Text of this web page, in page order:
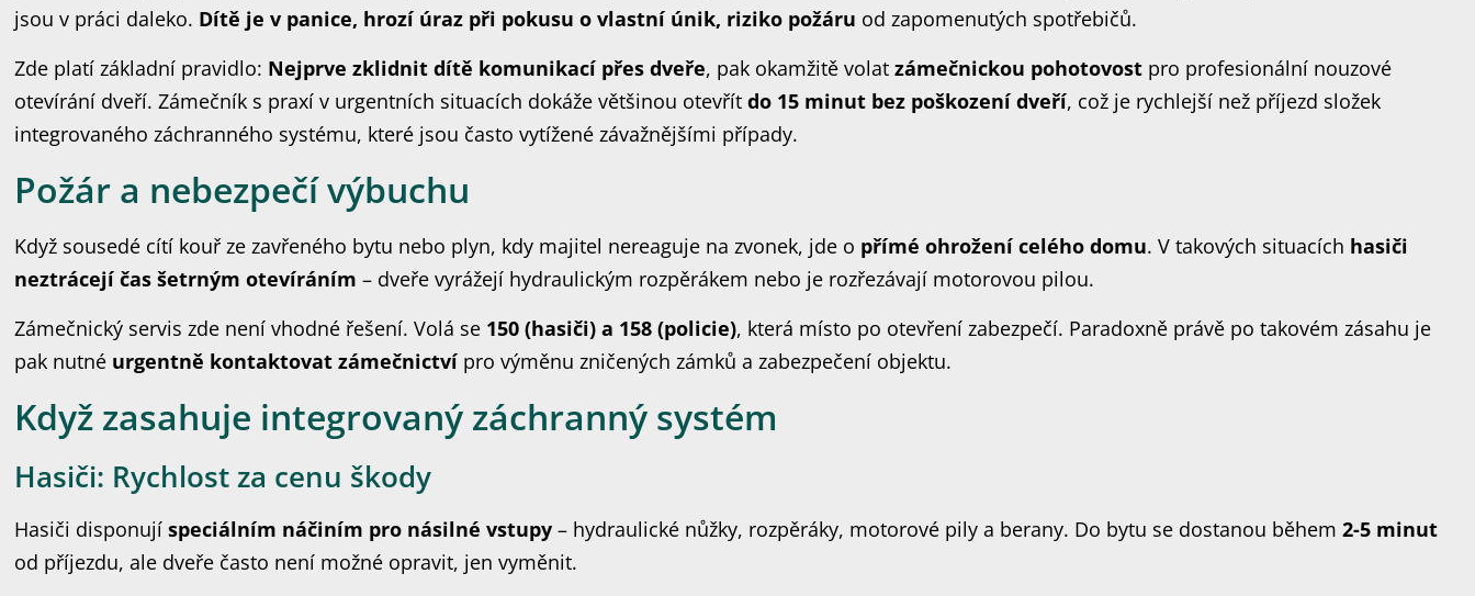
jsou v práci daleko. Dítě je v panice, hrozí úraz při pokusu o vlastní únik, riziko požáru od zapomenutých spotřebičů.
Zde platí základní pravidlo: Nejprve zklidnit dítě komunikací přes dveře, pak okamžitě volatzámečnickou pohotovost pro profesionální nouzové
otevírání dveří. Zámečník s praxí v urgentních situacích dokáže většinou otevřítdo 15 minut bez poškození dveří, což je rychlejší než příjezd složek
integrovaného záchranného systému, které jsou často vytížené závažnějšími případy.
Požár a nebezpečí výbuchu
Když sousedé cítí kouř ze zavřeného bytu nebo plyn, kdy majitel nereaguje na zvonek, jde o přímé ohrožení celého domu. V takových situacích hasiči
neztrácejí čas šetrným otevíráním – dveře vyrážejí hydraulickým rozpěrákem nebo je rozřezávají motorovou pilou.
Zámečnický servis zde není vhodné řešení. Volá se 150 (hasiči) a 158 (policie), která místo po otevření zabezpečí. Paradoxně právě po takovém zásahu je
pak nutné urgentně kontaktovat zámečnictví pro výměnu zničených zámků a zabezpečení objektu.
Když zasahuje integrovaný záchranný systém
Hasiči: Rychlost za cenu škody
Hasiči disponujíspeciálním náčiním pro násilné vstupy – hydraulické nůžky, rozpěráky, motorové pily a berany. Do bytu se dostanou během2-5 minut
od příjezdu, ale dveře často není možné opravit, jen vyměnit.